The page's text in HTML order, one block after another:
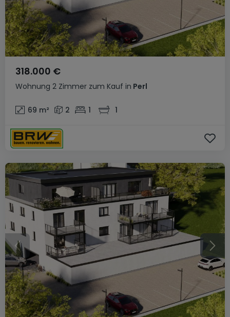
Wohnung 2 Zimmer zum Kauf in Perl
318.000 €
69 m² 2 1 1